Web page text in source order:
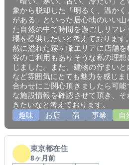
象から脱却した「明るく、温か
がある」といった居心地のいい
た自然の中で時間を過ごしリフ
場を提供したいと考えております
然に溢れた霧ヶ峰エリアに店舗
客のご利用もありそうな私の理
じました。また、建物の佇まい
など雰囲気にとても魅力を感じ
合わせにご関心頂きましたら可
な施設情報を確認させて頂き、
きたいなと考えております。
趣味
お店 宿 事業 自
東京都在住
8ヶ月前